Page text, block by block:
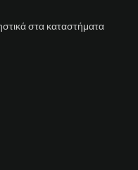
στα καταστήματα